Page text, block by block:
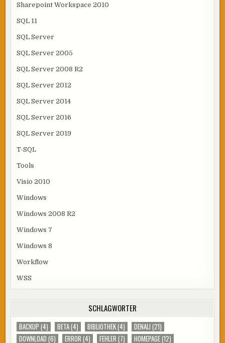
Sharepoint Workspace 2010
SQL 11
SQL Server
SQL Server 2005
SQL Server 2008 R2
SQL Server 2012
SQL Server 2014
SQL Server 2016
SQL Server 2019
T-SQL
Tools
Visio 2010
Windows
Windows 2008 R2
Windows 7
Windows 8
Workflow
WSS
SCHLAGWÖRTER
BACKUP (4) BETA(4) BIBLIOTHEK(4) DENALI (21)
DOWNLOAD (6) ERROR (4) FEHLER (7) HOMEPAGE(12)